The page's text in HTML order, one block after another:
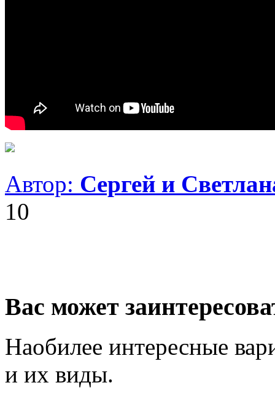
Автор: Сергей и
10
Вас может
Наобилее интересные
и их виды.